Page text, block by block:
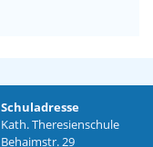
Schuladresse
Kath. Theresienschule
Behaimstr. 29